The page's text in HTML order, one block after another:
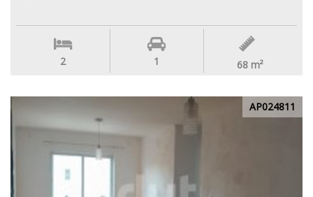
2 1 68 m²
AP024811